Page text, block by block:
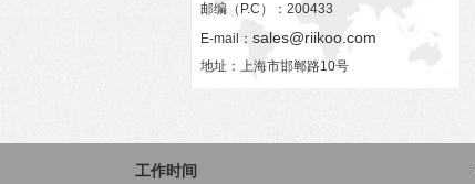
邮编（P.C）：200433
E-mail： sales@riikoo.com
地址：上海市邯郸路10号
工作时间